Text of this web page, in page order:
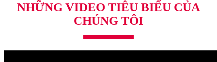
NHỮNG VIDEO TIÊU BIỂU CỦA
CHÚNG TÔI